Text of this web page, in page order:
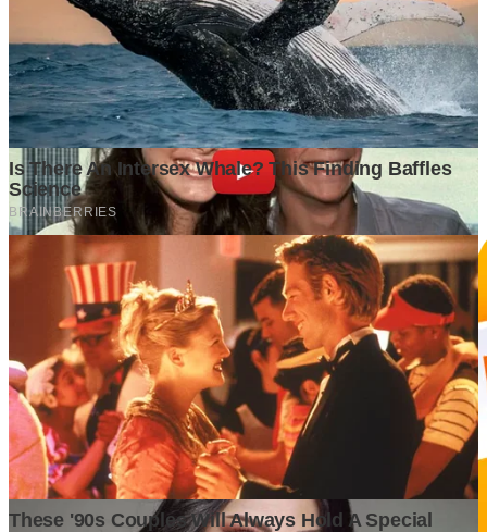
GrapadiNews
©2026 GrapadiNews. All rights reserved.